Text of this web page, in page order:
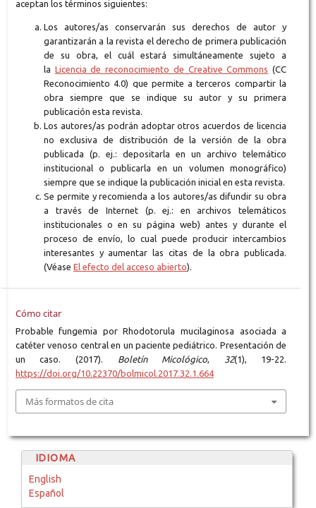
aceptan los términos siguientes:
Los autores/as conservarán sus derechos de autor y
garantizarán a la revista el derecho de primera publicación
de su obra, el cuál estará simultáneamente sujeto a
la Licencia de reconocimiento de Creative Commons (CC
Reconocimiento 4.0) que permite a terceros compartir la
obra siempre que se indique su autor y su primera
publicación esta revista.
Los autores/as podrán adoptar otros acuerdos de licencia
no exclusiva de distribución de la versión de la obra
publicada (p. ej.: depositarla en un archivo telemático
institucional o publicarla en un volumen monográfico)
siempre que se indique la publicación inicial en esta revista.
Se permite y recomienda a los autores/as difundir su obra
a través de Internet (p. ej.: en archivos telemáticos
institucionales o en su página web) antes y durante el
proceso de envío, lo cual puede producir intercambios
interesantes y aumentar las citas de la obra publicada.
(Véase El efecto del acceso abierto).
Cómo citar
Probable fungemia por Rhodotorula mucilaginosa asociada a
catéter venoso central en un paciente pediátrico. Presentación de
un caso. (2017).
Boletín Micológico 32(1), 19-22.
https://doi.org/10.22370/bolmicol.2017.32.1.664
Más formatos de cita
IDIOMA
English
Español